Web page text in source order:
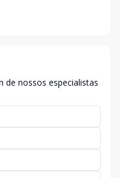
de nossos especialistas